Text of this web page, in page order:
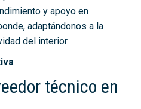
y apoyo en
adaptándonos a la
del interior.
técnico en